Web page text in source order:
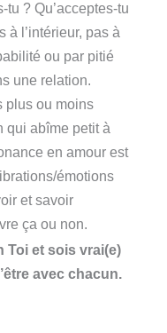
? Qu’acceptes-tu
à l’intérieur, pas à
ou par pitié
une relation.
plus ou moins
qui abîme petit à
en amour est
émotions
et savoir
ça ou non.
Toi et sois vrai(e)
avec chacun.